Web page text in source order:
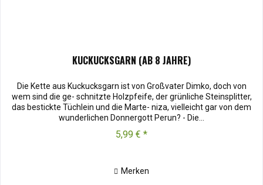
KUCKUCKSGARN (AB 8 JAHRE)
Die Kette aus Kuckucksgarn ist von Großvater Dimko, doch von
wem sind die ge- schnitzte Holzpfeife, der grünliche Steinsplitter,
das bestickte Tüchlein und die Marte- niza, vielleicht gar von dem
wunderlichen Donnergott Perun? - Die...
5,99 € *
Merken